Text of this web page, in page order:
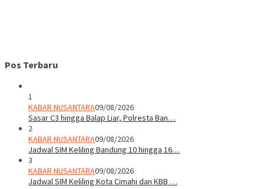
Pos Terbaru
1
KABAR NUSANTARA09/08/2026
Sasar C3 hingga Balap Liar, Polresta Ban…
2
KABAR NUSANTARA09/08/2026
Jadwal SIM Keliling Bandung 10 hingga 16…
3
KABAR NUSANTARA09/08/2026
Jadwal SIM Keliling Kota Cimahi dan KBB …